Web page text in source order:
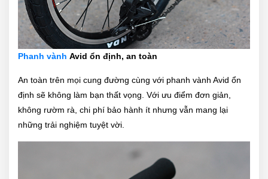
Phanh vành Avid ổn định, an toàn
An toàn trên mọi cung đường cùng với phanh vành Avid ổn
định sẽ không làm bạn thất vọng. Với ưu điểm đơn giản,
không rườm rà, chi phí bảo hành ít nhưng vẫn mang lại
những trải nghiệm tuyệt vời.